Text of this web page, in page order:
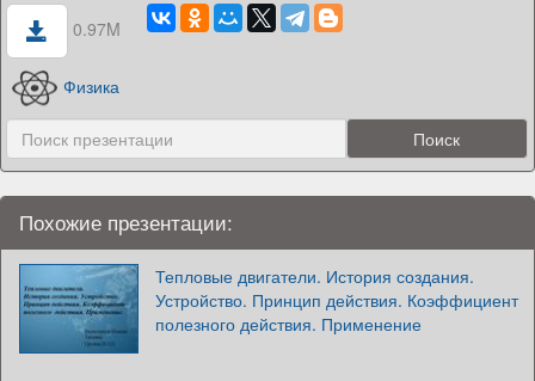
0.97M
Физика
Похожие презентации:
Тепловые двигатели. История создания.
Устройство. Принцип действия. Коэффициент
полезного действия. Применение